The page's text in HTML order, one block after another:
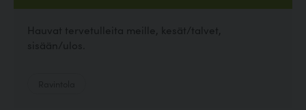
Hauvat tervetulleita meille, kesät/talvet,
sisään/ulos.